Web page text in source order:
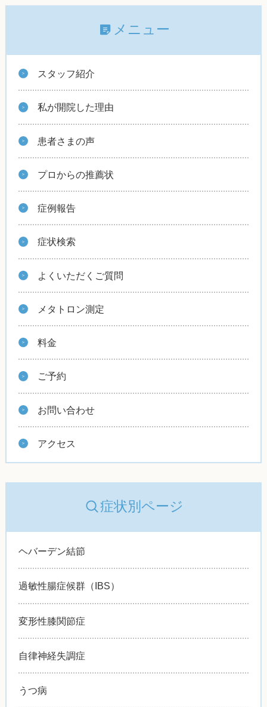
メニュー
スタッフ紹介
私が開院した理由
患者さまの声
プロからの推薦状
症例報告
症状検索
よくいただくご質問
メタトロン測定
料金
ご予約
お問い合わせ
アクセス
症状別ページ
ヘバーデン結節
過敏性腸症候群（IBS）
変形性膝関節症
自律神経失調症
うつ病